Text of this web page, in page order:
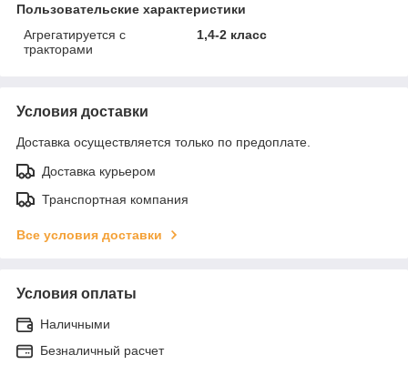
Пользовательские характеристики
Агрегатируется с
тракторами
1,4-2 класс
Условия доставки
Доставка осуществляется только по предоплате.
Доставка курьером
Транспортная компания
Все условия доставки
Условия оплаты
Наличными
Безналичный расчет